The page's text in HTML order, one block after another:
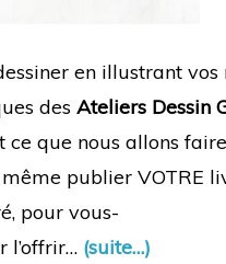
en illustrant vos
des Ateliers Dessin
ce que nous allons
publier VOTRE
pour vous-
l’offrir… (suite…)